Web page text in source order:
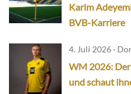
Karim
BVB-Karriere
4. Juli 2026 ·
WM 2026:
und schaut